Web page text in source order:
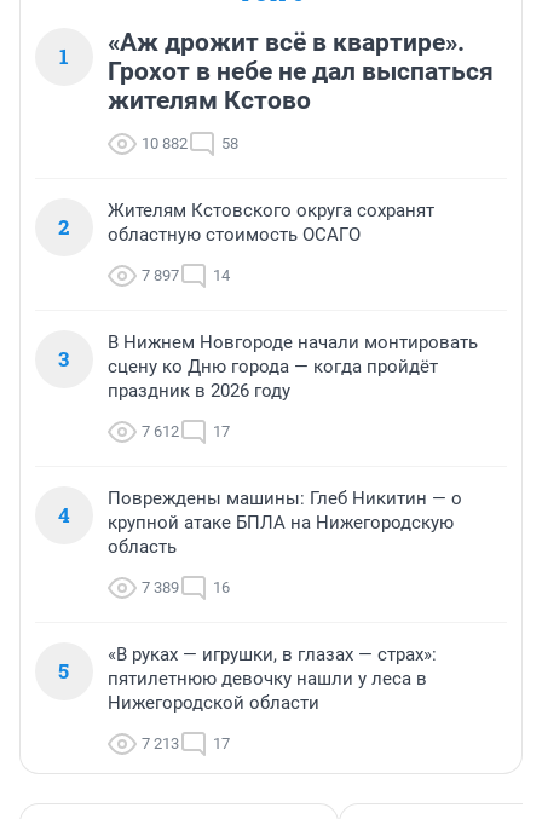
1
«Аж дрожит всё в квартире».
Грохот в небе не дал выспаться
жителям Кстово
10 882 58
2
Жителям Кстовского округа сохранят
областную стоимость ОСАГО
7 897 14
3
В Нижнем Новгороде начали монтировать
сцену ко Дню города — когда пройдёт
праздник в 2026 году
7 612 17
4
Повреждены машины: Глеб Никитин — о
крупной атаке БПЛА на Нижегородскую
область
7 389 16
5
«В руках — игрушки, в глазах — страх»:
пятилетнюю девочку нашли у леса в
Нижегородской области
7 213 17